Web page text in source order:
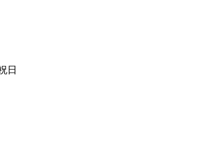
日